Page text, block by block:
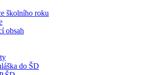
školního roku
obsah
do ŠD